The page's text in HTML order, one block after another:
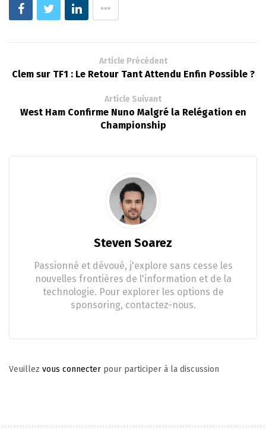
Article Précédent
Clem sur TF1 : Le Retour Tant Attendu Enfin Possible ?
Article Suivant
West Ham Confirme Nuno Malgré la Relégation en
Championship
Steven Soarez
Passionné et dévoué, j'explore sans cesse les
nouvelles frontières de l'information et de la
technologie. Pour explorer les options de
sponsoring, contactez-nous.
Veuillez vous connecter pour participer à la discussion